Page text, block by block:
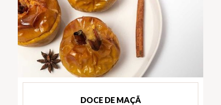
DOCE DE MAÇÃ